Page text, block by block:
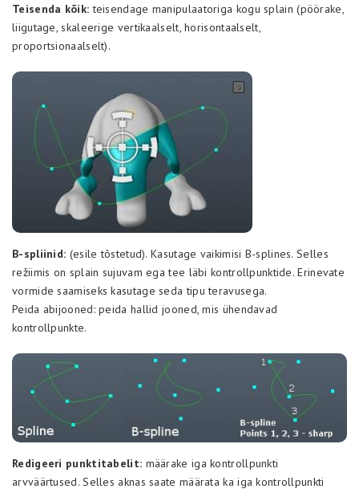
Teisenda kõik: teisendage manipulaatoriga kogu splain (pöörake,
liigutage, skaleerige vertikaalselt, horisontaalselt,
proportsionaalselt).
B-spliinid: (esile tõstetud). Kasutage vaikimisi B-splines. Selles
režiimis on splain sujuvam ega tee läbi kontrollpunktide. Erinevate
vormide saamiseks kasutage seda tipu teravusega.
Peida abijooned: peida hallid jooned, mis ühendavad
kontrollpunkte.
Redigeeri punktitabelit: määrake iga kontrollpunkti
arvväärtused. Selles aknas saate määrata ka iga kontrollpunkti